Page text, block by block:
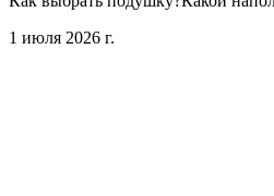
1 июля 2026 г.